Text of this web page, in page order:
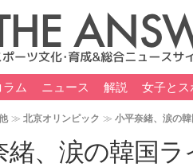
ラム ニュース 解説 女子とス
北京オリンピック 小平奈緒、涙の
緒、涙の韓国